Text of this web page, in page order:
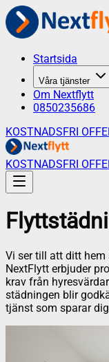
Startsida
Våra tjänster
Om Nextflytt
0850235686
KOSTNADSFRI
KOSTNADSFRI
Vi ser till att ditt hem
NextFlytt erbjuder
krav från
städningen blir
tjänst som sparar